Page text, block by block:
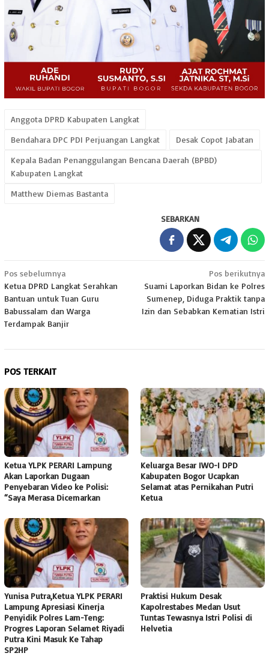
Anggota DPRD Kabupaten Langkat
Bendahara DPC PDI Perjuangan Langkat
Desak Copot Jabatan
Kepala Badan Penanggulangan Bencana Daerah (BPBD)
Kabupaten Langkat
Matthew Diemas Bastanta
SEBARKAN
Navigasi
pos
Pos sebelumnya
Ketua DPRD Langkat Serahkan
Bantuan untuk Tuan Guru
Babussalam dan Warga
Terdampak Banjir
Pos berikutnya
Suami Laporkan Bidan ke Polres
Sumenep, Diduga Praktik tanpa
Izin dan Sebabkan Kematian Istri
POS TERKAIT
Ketua YLPK PERARI Lampung
Akan Laporkan Dugaan
Penyebaran Video ke Polisi:
“Saya Merasa Dicemarkan
Keluarga Besar IWO-I DPD
Kabupaten Bogor Ucapkan
Selamat atas Pernikahan Putri
Ketua
Yunisa Putra,Ketua YLPK PERARI
Lampung Apresiasi Kinerja
Penyidik Polres Lam-Teng:
Progres Laporan Selamet Riyadi
Putra Kini Masuk Ke Tahap
SP2HP
Praktisi Hukum Desak
Kapolrestabes Medan Usut
Tuntas Tewasnya Istri Polisi di
Helvetia